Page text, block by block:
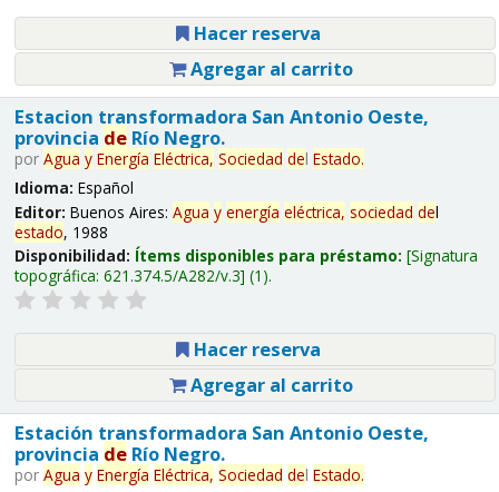
Hacer reserva
Agregar al carrito
Estacion transformadora San Antonio Oeste,
provincia deRío Negro.
por Agua y Energía Eléctrica, Sociedad del Estado.
Idioma: Español
Editor: Buenos Aires: Agua y energía eléctrica, sociedad del
estado, 1988
Disponibilidad: Ítems disponibles para préstamo: Signatura
topográfica: 621.374.5/A282/v.3 (1).
Hacer reserva
Agregar al carrito
Estación transformadora San Antonio Oeste,
provincia deRío Negro.
por Agua y Energía Eléctrica, Sociedad del Estado.